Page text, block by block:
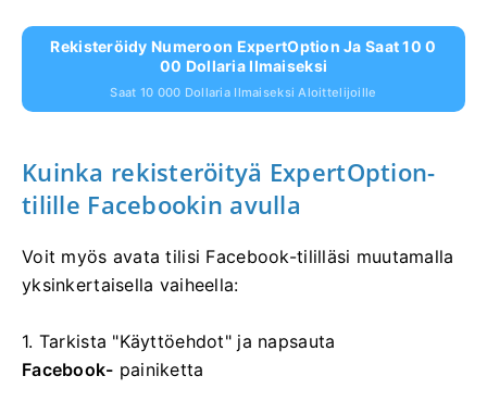
Rekisteröidy Numeroon ExpertOption Ja Saat 10 0
00 Dollaria Ilmaiseksi
Saat 10 000 Dollaria Ilmaiseksi Aloittelijoille
Kuinka rekisteröityä ExpertOption-
tilille Facebookin avulla
Voit myös avata tilisi Facebook-tililläsi muutamalla
yksinkertaisella vaiheella:
1. Tarkista "Käyttöehdot" ja napsauta
Facebook- painiketta